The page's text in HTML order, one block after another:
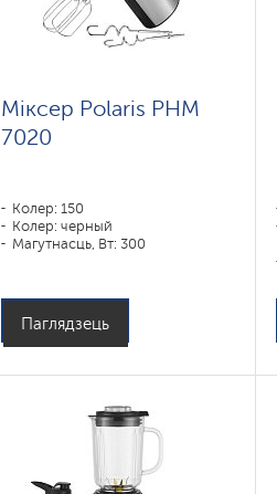
Міксер Polaris PHM
7020
Колер: 150
Колер: черный
Магутнасць, Вт: 300
Паглядзець